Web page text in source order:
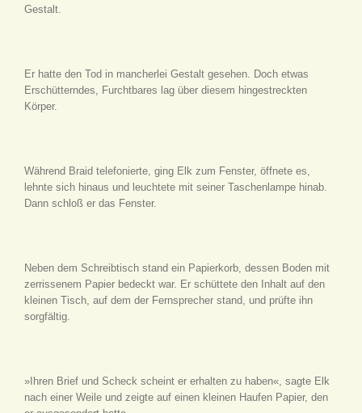
Gestalt.
Er hatte den Tod in mancherlei Gestalt gesehen. Doch etwas
Erschütterndes, Furchtbares lag über diesem hingestreckten
Körper.
Während Braid telefonierte, ging Elk zum Fenster, öffnete es,
lehnte sich hinaus und leuchtete mit seiner Taschenlampe hinab.
Dann schloß er das Fenster.
Neben dem Schreibtisch stand ein Papierkorb, dessen Boden mit
zerrissenem Papier bedeckt war. Er schüttete den Inhalt auf den
kleinen Tisch, auf dem der Fernsprecher stand, und prüfte ihn
sorgfältig.
»Ihren Brief und Scheck scheint er erhalten zu haben«, sagte Elk
nach einer Weile und zeigte auf einen kleinen Haufen Papier, den